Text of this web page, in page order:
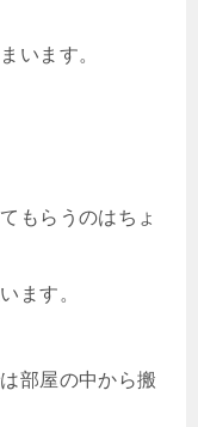
います。
もらうのはちょ
ます。
部屋の中から搬